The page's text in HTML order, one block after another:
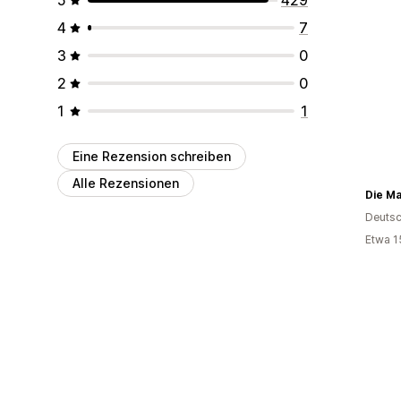
4
7
3
0
2
0
1
1
Eine Rezension schreiben
Alle Rezensionen
Die
Etwa